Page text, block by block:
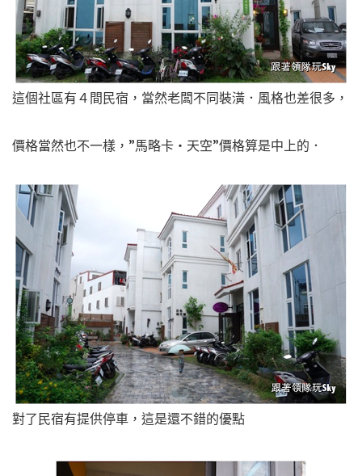
這個社區有４間民宿，當然老闆不同裝潢．風格也差很多，
價格當然也不一樣，”馬略卡‧天空”價格算是中上的．
對了民宿有提供停車，這是還不錯的優點